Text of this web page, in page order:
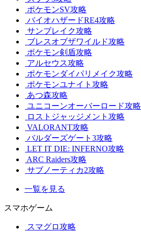
ポケモンSV攻略
バイオハザードRE4攻略
サンブレイク攻略
ブレスオブザワイルド攻略
ポケモン剣盾攻略
アルセウス攻略
ポケモンダイパリメイク攻略
ポケモンユナイト攻略
あつ森攻略
ユニコーンオーバーロード攻略
ロストジャッジメント攻略
VALORANT攻略
バルダーズゲート3攻略
LET IT DIE: INFERNO攻略
ARC Raiders攻略
サブノーティカ2攻略
一覧を見る
スマホゲーム
スマグロ攻略